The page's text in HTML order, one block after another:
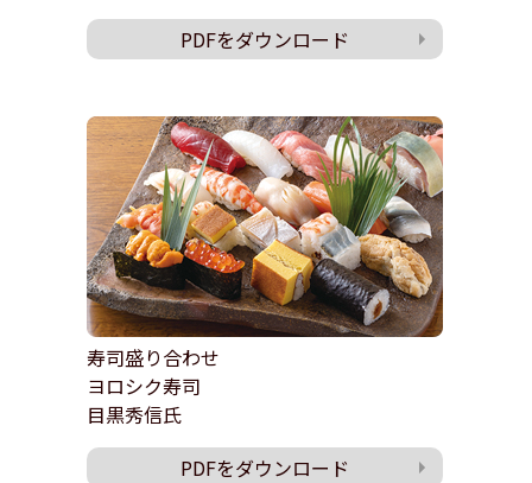
PDFをダウンロード
寿司盛り合わせ
ヨロシク寿司
目黒秀信氏
PDFをダウンロード